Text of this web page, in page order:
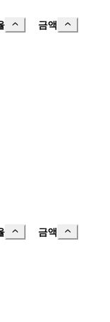
금액
금액